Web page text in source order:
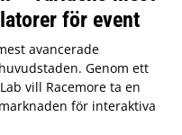
för event
avancerade
Genom ett
vill Racemore ta en
för interaktiva